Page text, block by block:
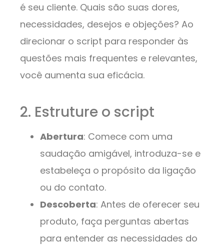
é seu cliente. Quais são suas dores,
necessidades, desejos e objeções? Ao
direcionar o script para responder às
questões mais frequentes e relevantes,
você aumenta sua eficácia.
2. Estruture o script
Abertura: Comece com uma
saudação amigável, introduza-se e
estabeleça o propósito da ligação
ou do contato.
Descoberta: Antes de oferecer seu
produto, faça perguntas abertas
para entender as necessidades do